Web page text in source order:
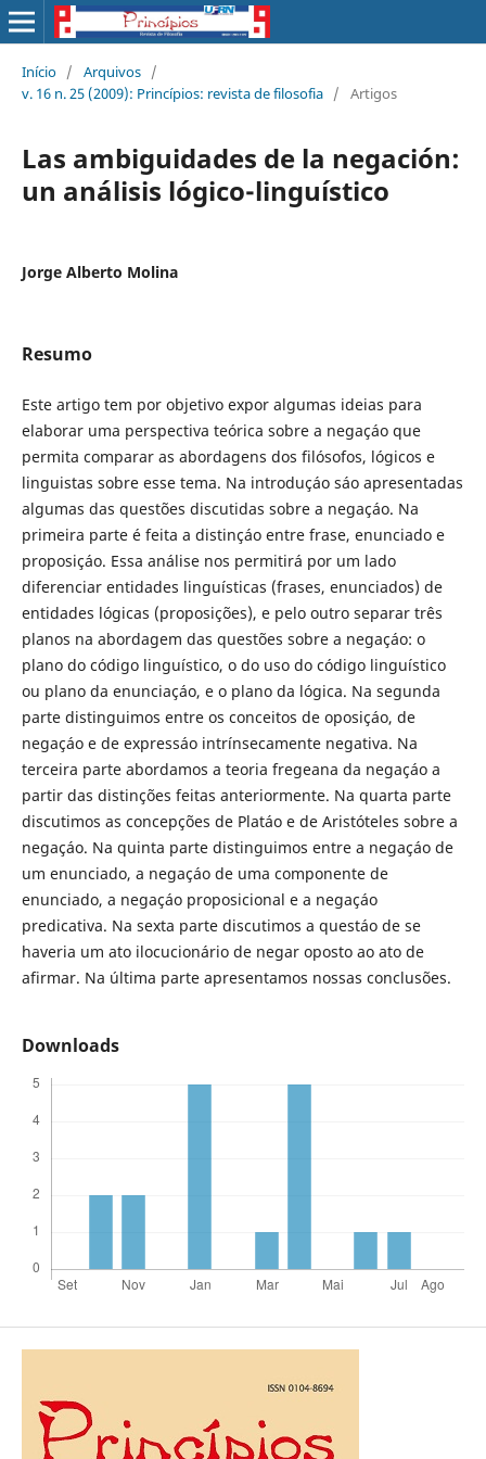
Início / Arquivos /
v. 16 n. 25 (2009): Princí­pios: revista de filosofia / Artigos
Las ambiguidades de la negación:
un análisis lógico-linguí­stico
Jorge Alberto Molina
Resumo
Este artigo tem por objetivo expor algumas ideias para
elaborar uma perspectiva teórica sobre a negaçáo que
permita comparar as abordagens dos filósofos, lógicos e
linguistas sobre esse tema. Na introduçáo sáo apresentadas
algumas das questões discutidas sobre a negaçáo. Na
primeira parte é feita a distinçáo entre frase, enunciado e
proposiçáo. Essa análise nos permitirá por um lado
diferenciar entidades linguísticas (frases, enunciados) de
entidades lógicas (proposições), e pelo outro separar três
planos na abordagem das questões sobre a negaçáo: o
plano do código linguístico, o do uso do código linguístico
ou plano da enunciaçáo, e o plano da lógica. Na segunda
parte distinguimos entre os conceitos de oposiçáo, de
negaçáo e de expressáo intrínsecamente negativa. Na
terceira parte abordamos a teoria fregeana da negaçáo a
partir das distinções feitas anteriormente. Na quarta parte
discutimos as concepções de Platáo e de Aristóteles sobre a
negaçáo. Na quinta parte distinguimos entre a negaçáo de
um enunciado, a negaçáo de uma componente de
enunciado, a negaçáo proposicional e a negaçáo
predicativa. Na sexta parte discutimos a questáo de se
haveria um ato ilocucionário de negar oposto ao ato de
afirmar. Na última parte apresentamos nossas conclusões.
Downloads